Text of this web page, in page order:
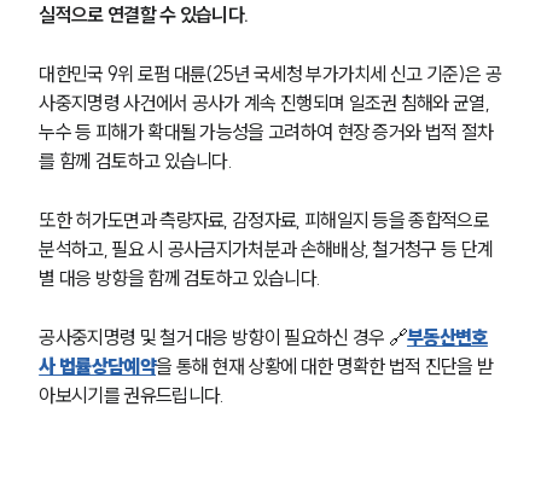
실적으로 연결할 수 있습니다.
대한민국 9위 로펌 대륜(25년 국세청 부가가치세 신고 기준)은 공
사중지명령 사건에서 공사가 계속 진행되며 일조권 침해와 균열,
누수 등 피해가 확대될 가능성을 고려하여 현장 증거와 법적 절차
를 함께 검토하고 있습니다.
또한 허가도면과 측량자료, 감정자료, 피해일지 등을 종합적으로
분석하고, 필요 시 공사금지가처분과 손해배상, 철거청구 등 단계
별 대응 방향을 함께 검토하고 있습니다.
공사중지명령 및 철거 대응 방향이 필요하신 경우 🔗부동산변호
사 법률상담예약을 통해 현재 상황에 대한 명확한 법적 진단을 받
아보시기를 권유드립니다.